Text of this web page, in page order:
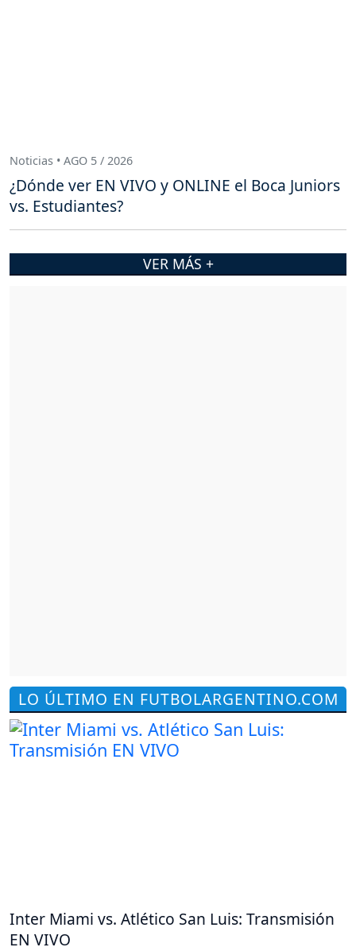
LO ÚLTIMO EN FUTBOLARGENTINO.COM
Inter Miami vs. Atlético San Luis: Transmisión
EN VIVO
Noticias • AGO 5 / 2026
¿Dónde ver EN VIVO y ONLINE el Boca Juniors
vs. Estudiantes?
VER MÁS +